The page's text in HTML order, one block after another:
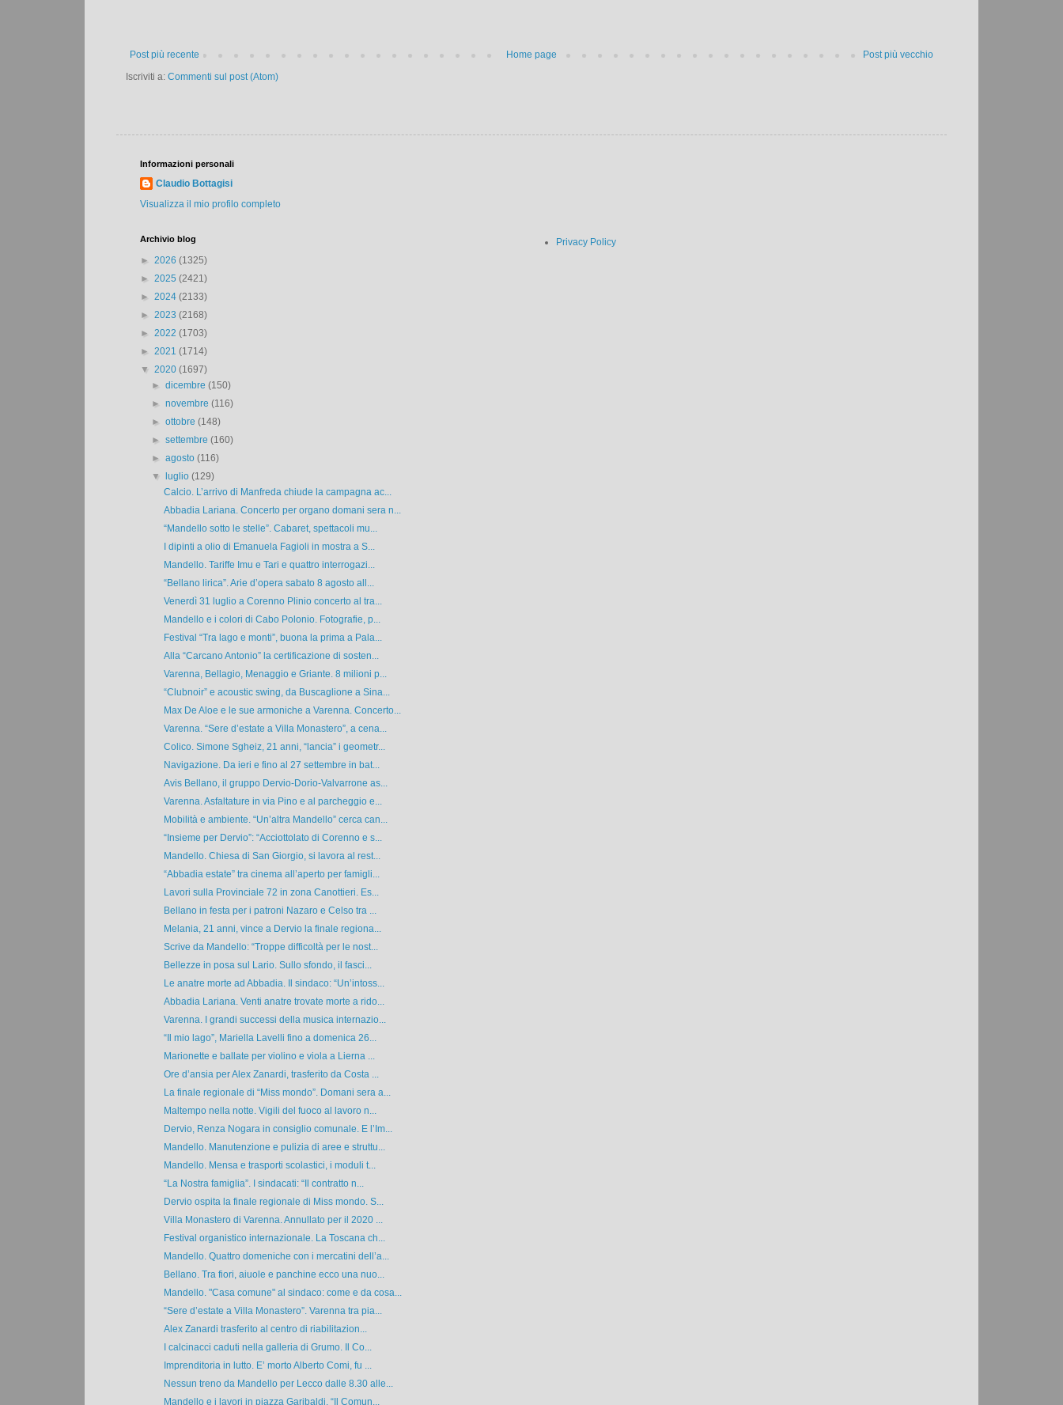
Post più recente Post più vecchio
Home page
Iscriviti a: Commenti sul post (Atom)
Informazioni personali
Claudio Bottagisi
Visualizza il mio profilo completo
Archivio blog
► 2026 (1325)
► 2025 (2421)
► 2024 (2133)
► 2023 (2168)
► 2022 (1703)
► 2021 (1714)
▼ 2020 (1697)
►dicembre(150)
►novembre(116)
►ottobre(148)
►settembre(160)
►agosto(116)
▼
luglio(129)
Calcio. L’arrivo di Manfreda chiude la campagna ac...
Abbadia Lariana. Concerto per organo domani sera n...
“Mandello sotto le stelle”. Cabaret, spettacoli mu...
I dipinti a olio di Emanuela Fagioli in mostra a S...
Mandello. Tariffe Imu e Tari e quattro interrogazi...
“Bellano lirica”. Arie d’opera sabato 8 agosto all...
Venerdì 31 luglio a Corenno Plinio concerto al tra...
Mandello e i colori di Cabo Polonio. Fotografie, p...
Festival “Tra lago e monti”, buona la prima a Pala...
Alla “Carcano Antonio” la certificazione di sosten...
Varenna, Bellagio, Menaggio e Griante. 8 milioni p...
“Clubnoir” e acoustic swing, da Buscaglione a Sina...
Max De Aloe e le sue armoniche a Varenna. Concerto...
Varenna. “Sere d’estate a Villa Monastero”, a cena...
Colico. Simone Sgheiz, 21 anni, “lancia” i geometr...
Navigazione. Da ieri e fino al 27 settembre in bat...
Avis Bellano, il gruppo Dervio-Dorio-Valvarrone as...
Varenna. Asfaltature in via Pino e al parcheggio e...
Mobilità e ambiente. “Un’altra Mandello” cerca can...
“Insieme per Dervio”: “Acciottolato di Corenno e s...
Mandello. Chiesa di San Giorgio, si lavora al rest...
“Abbadia estate” tra cinema all’aperto per famigli...
Lavori sulla Provinciale 72 in zona Canottieri. Es...
Bellano in festa per i patroni Nazaro e Celso tra ...
Melania, 21 anni, vince a Dervio la finale regiona...
Scrive da Mandello: “Troppe difficoltà per le nost...
Bellezze in posa sul Lario. Sullo sfondo, il fasci...
Le anatre morte ad Abbadia. Il sindaco: “Un’intoss...
Abbadia Lariana. Venti anatre trovate morte a rido...
Varenna. I grandi successi della musica internazio...
“Il mio lago”, Mariella Lavelli fino a domenica 26...
Marionette e ballate per violino e viola a Lierna ...
Ore d’ansia per Alex Zanardi, trasferito da Costa ...
La finale regionale di “Miss mondo”. Domani sera a...
Maltempo nella notte. Vigili del fuoco al lavoro n...
Dervio, Renza Nogara in consiglio comunale. E l’Im...
Mandello. Manutenzione e pulizia di aree e struttu...
Mandello. Mensa e trasporti scolastici, i moduli t...
“La Nostra famiglia”. I sindacati: “Il contratto n...
Dervio ospita la finale regionale di Miss mondo. S...
Villa Monastero di Varenna. Annullato per il 2020 ...
Festival organistico internazionale. La Toscana ch...
Mandello. Quattro domeniche con i mercatini dell’a...
Bellano. Tra fiori, aiuole e panchine ecco una nuo...
Mandello. "Casa comune" al sindaco: come e da cosa...
“Sere d’estate a Villa Monastero”. Varenna tra pia...
Alex Zanardi trasferito al centro di riabilitazion...
I calcinacci caduti nella galleria di Grumo. Il Co...
Imprenditoria in lutto. E’ morto Alberto Comi, fu ...
Nessun treno da Mandello per Lecco dalle 8.30 alle...
Mandello e i lavori in piazza Garibaldi. “Il Comun...
Privacy Policy